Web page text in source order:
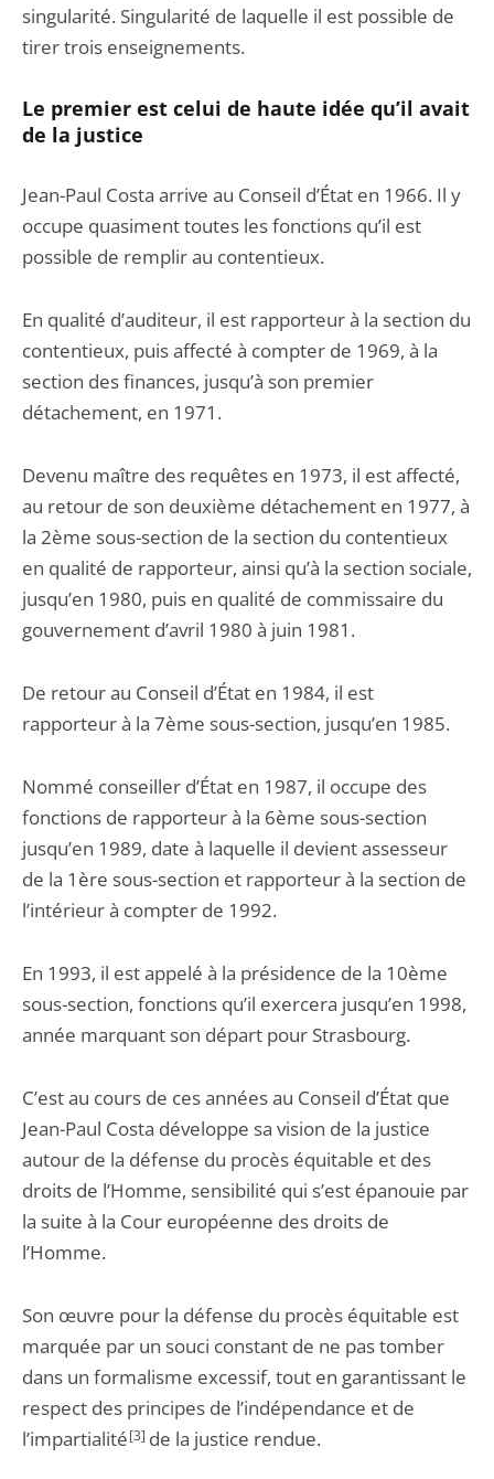
singularité. Singularité de laquelle il est possible de
tirer trois enseignements.
Le premier est celui de haute idée qu’il avait
de la justice
Jean-Paul Costa arrive au Conseil d’État en 1966. Il y
occupe quasiment toutes les fonctions qu’il est
possible de remplir au contentieux.
En qualité d’auditeur, il est rapporteur à la section du
contentieux, puis affecté à compter de 1969, à la
section des finances, jusqu’à son premier
détachement, en 1971.
Devenu maître des requêtes en 1973, il est affecté,
au retour de son deuxième détachement en 1977, à
la 2ème sous-section de la section du contentieux
en qualité de rapporteur, ainsi qu’à la section sociale,
jusqu’en 1980, puis en qualité de commissaire du
gouvernement d’avril 1980 à juin 1981.
De retour au Conseil d’État en 1984, il est
rapporteur à la 7ème sous-section, jusqu’en 1985.
Nommé conseiller d’État en 1987, il occupe des
fonctions de rapporteur à la 6ème sous-section
jusqu’en 1989, date à laquelle il devient assesseur
de la 1ère sous-section et rapporteur à la section de
l’intérieur à compter de 1992.
En 1993, il est appelé à la présidence de la 10ème
sous-section, fonctions qu’il exercera jusqu’en 1998,
année marquant son départ pour Strasbourg.
C’est au cours de ces années au Conseil d’État que
Jean-Paul Costa développe sa vision de la justice
autour de la défense du procès équitable et des
droits de l’Homme, sensibilité qui s’est épanouie par
la suite à la Cour européenne des droits de
l’Homme.
Son œuvre pour la défense du procès équitable est
marquée par un souci constant de ne pas tomber
dans un formalisme excessif, tout en garantissant le
respect des principes de l’indépendance et de
l’impartialité[3] de la justice rendue.